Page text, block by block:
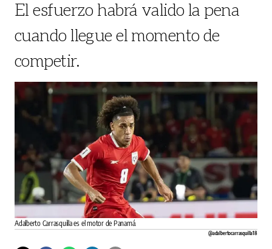
El esfuerzo habrá valido la pena
cuando llegue el momento de
competir.
Adalberto Carrasquilla es el motor de Panamá.
@adalbertocarrasquilla18